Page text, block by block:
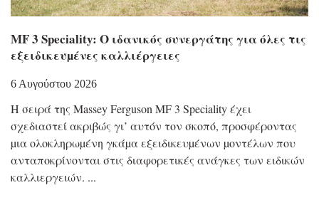
MF 3 Speciality: Ο ιδανικός συνεργάτης για όλες τις
εξειδικευµένες καλλιέργειες
6 Αυγούστου 2026
Η σειρά της Massey Ferguson MF 3 Speciality έχει
σχεδιαστεί ακριβώς γι’ αυτόν τον σκοπό, προσφέροντας
µια ολοκληρωµένη γκάµα εξειδικευµένων µοντέλων που
ανταποκρίνονται στις διαφορετικές ανάγκες των ειδικών
καλλιεργειών.